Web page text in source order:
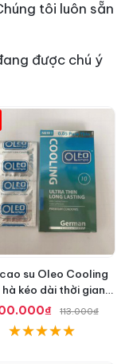
tôi luôn sẵn
được chú ý
su Oleo Cooling
kéo dài thời gian
hệ an toàn
113.000₫